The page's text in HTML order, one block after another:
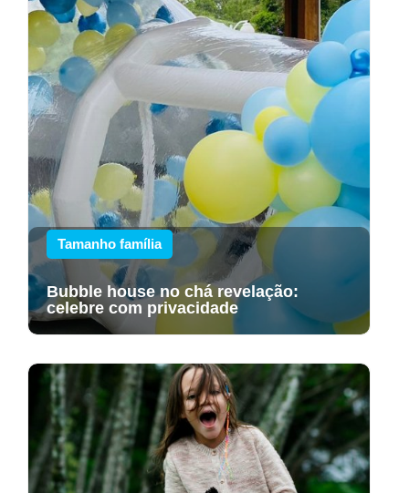
Tamanho família
Bubble house no chá revelação:
celebre com privacidade